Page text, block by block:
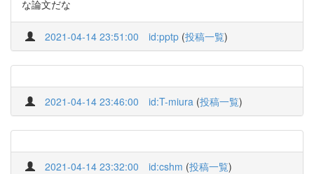
な論文だな
2021-04-14 23:51:00 id:pptp (投稿一覧)
2021-04-14 23:46:00 id:T-miura (投稿一覧)
2021-04-14 23:32:00 id:cshm (投稿一覧)